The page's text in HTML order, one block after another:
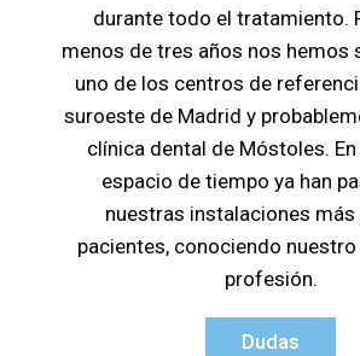
durante todo el tratamiento.
menos de tres años nos hemos
uno de los centros de
suroeste de Madrid y
clínica dental de Móstoles.
espacio de tiempo ya han
nuestras instalaciones
pacientes, conociendo
profesión.
Dudas